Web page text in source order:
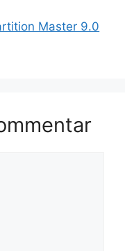
Master 9.0